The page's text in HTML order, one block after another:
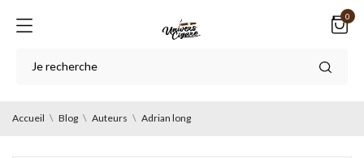
0
Accueil Blog Auteurs Adrian long